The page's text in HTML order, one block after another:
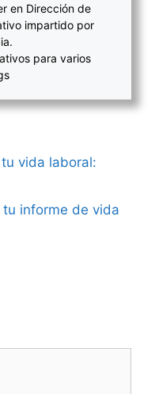
en Dirección de
impartido por
para varios
vida laboral:
informe de vida